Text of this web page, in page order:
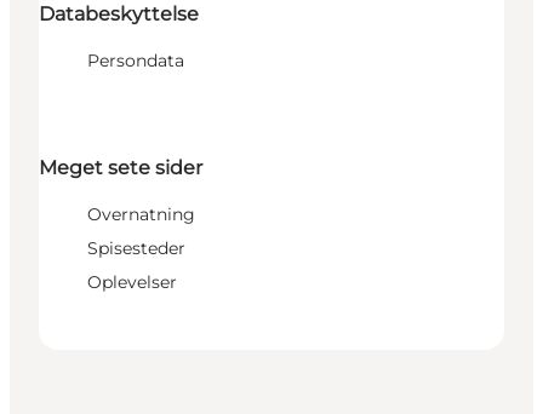
Databeskyttelse
Persondata
Meget sete sider
Overnatning
Spisesteder
Oplevelser